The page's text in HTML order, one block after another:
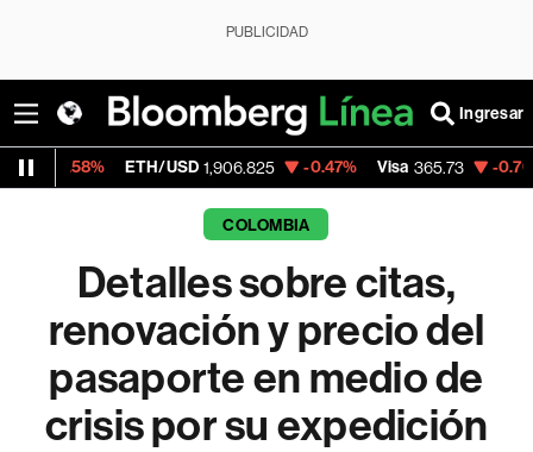
PUBLICIDAD
Ingresar
ETH/USD 1,906.825 -0.47% Visa 365.73 -0.76%
COLOMBIA
Detalles sobre citas,
renovación y precio del
pasaporte en medio de
crisis por su expedición